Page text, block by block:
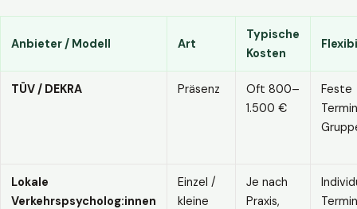
Anbieter / Modell Art
Typische
Kosten
TÜV / DEKRA Präsenz
Oft 800–
1.500 €
Feste
Lokale
Verkehrspsycholog:innen
Einzel /
kleine
Je nach
Praxis,